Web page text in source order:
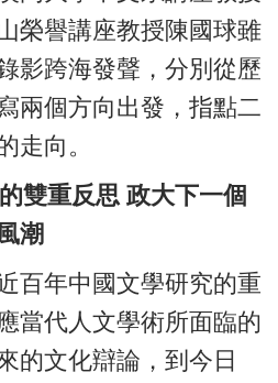
榮譽講座教授陳國球雖
影跨海發聲，分別從歷
兩個方向出發，指點二
走向。
雙重反思 政大下一個
潮
百年中國文學研究的重
當代人文學術所面臨的
的文化辯論，到今日